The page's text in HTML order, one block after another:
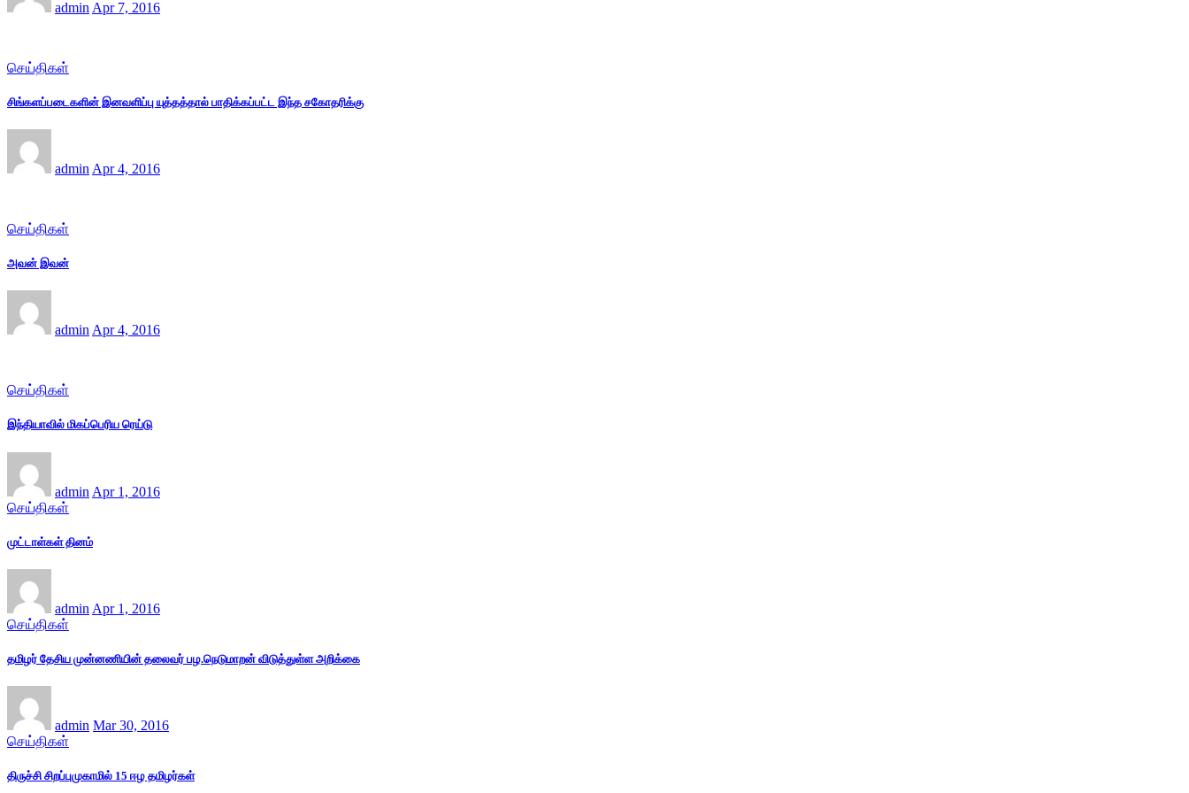
admin Apr 7, 2016
செய்திகள்
சிங்களப்படைகளின் இனவளிப்பு யுத்தத்தால் பாதிக்கப்பட்ட இந்த சகோதரிக்கு
admin Apr 4, 2016
செய்திகள்
அவன் இவன்
admin Apr 4, 2016
செய்திகள்
இந்தியாவில் மிகப்பெரிய ரெய்டு
admin Apr 1, 2016
செய்திகள்
முட்டாள்கள் தினம்
admin Apr 1, 2016
செய்திகள்
தமிழர் தேசிய முன்னணியின் தலைவர் பழ.நெடுமாறன் விடுத்துள்ள அறிக்கை
admin Mar 30, 2016
செய்திகள்
திருச்சி சிறப்புமுகாமில் 15 ஈழ தமிழர்கள்